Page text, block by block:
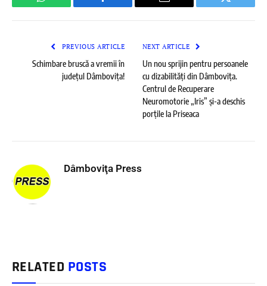
WhatsApp Facebook Email Twitter
PREVIOUS ARTICLE
Schimbare bruscă a vremii în
județul Dâmbovița!
NEXT ARTICLE
Un nou sprijin pentru persoanele
cu dizabilități din Dâmbovița.
Centrul de Recuperare
Neuromotorie „Iris” și-a deschis
porțile la Priseaca
Dâmboviţa Press
RELATED POSTS